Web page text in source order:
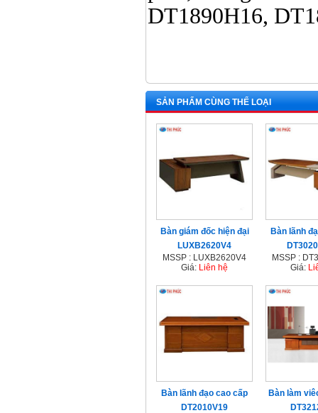
DT1890H16,
SẢN PHẨM CÙNG THỂ LOẠI
Bàn giám đốc hiện đại
LUXB2620V4
MSSP : LUXB2620V4
Giá: Liên hệ
Bàn lãnh
MSSP :
Giá:
Bàn lãnh đạo cao cấp
DT2010V19
Bàn làm